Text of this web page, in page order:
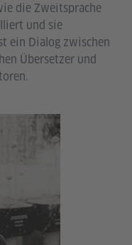
die Zweitsprache
und sie
ein Dialog zwischen
Übersetzer und